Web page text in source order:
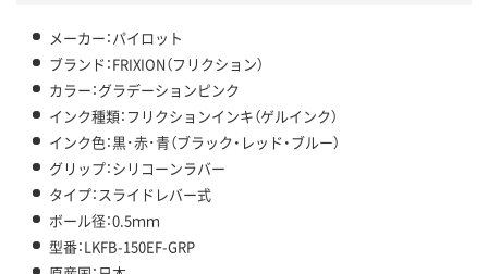
メーカー：パイロット
ブランド：FRIXION（フリクション）
カラー：グラデーションピンク
インク種類：フリクションインキ（ゲルインク）
インク色：黒･赤･青（ブラック・レッド・ブルー）
グリップ：シリコーンラバー
タイプ：スライドレバー式
ボール径：0.5ｍｍ
型番：LKFB-150EF-GRP